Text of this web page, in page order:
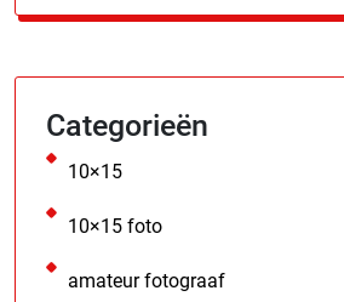
Categorieën
10×15
10×15 foto
amateur fotograaf